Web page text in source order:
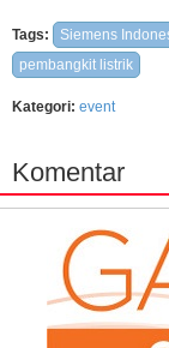
Tags: Siemens
pembangkit listrik
Kategori: event
Komentar